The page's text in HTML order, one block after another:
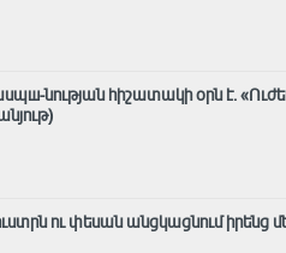
նության հիշատակի օրն է․
ու փեսան անցկացնում իրենց